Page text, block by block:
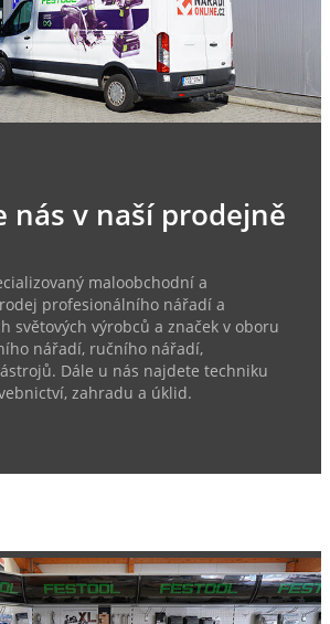
nás v naší prodejně
maloobchodní a
profesionálního nářadí a
světových výrobců a značek v oboru
nářadí, ručního nářadí,
Dále u nás najdete techniku
zahradu a úklid.